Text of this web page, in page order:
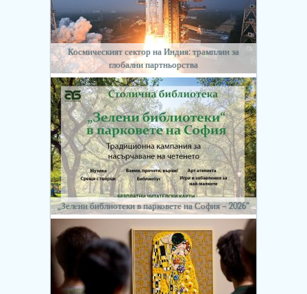
Космическият сектор на Индия: трамплин за
глобални партньорства
„Зелени библиотеки в парковете на София – 2026“